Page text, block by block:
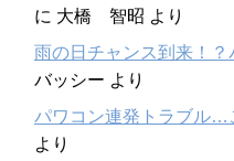
に 大橋 智昭 より
雨の日チャンス到来！
バッシー より
パワコン連発トラブル…
より